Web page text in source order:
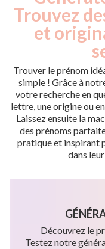
Trouvez
et
Trouver le prénom
simple ! Grâce à
votre recherche en
lettre, une origine ou
Laissez ensuite la
des prénoms
pratique et inspirant
dans
Découvrez le
Testez notre